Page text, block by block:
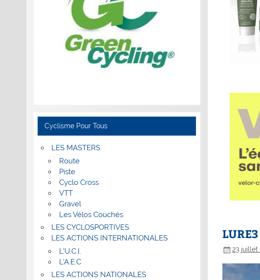
LURE3
23 juillet
Cyclisme Pour Tous
LES MASTERS
Route
Piste
Cyclo Cross
VTT
Gravel
Les Vélos Couchés
LES CYCLOSPORTIVES
LES ACTIONS INTERNATIONALES
L’U.C.I.
L’A.E.C
LES ACTIONS NATIONALES